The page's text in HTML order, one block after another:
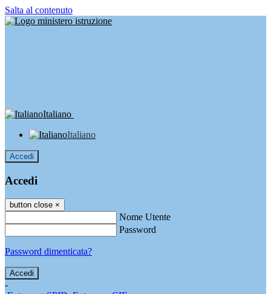
Salta al contenuto
Italiano
Italiano
Accedi
Accedi
button close ×
Nome Utente
Password
Password dimenticata?
-